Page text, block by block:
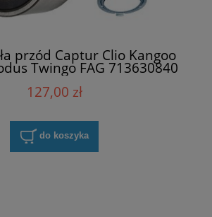
przód Captur Clio Kangoo
Twingo FAG 713630840
127,00 zł
do koszyka